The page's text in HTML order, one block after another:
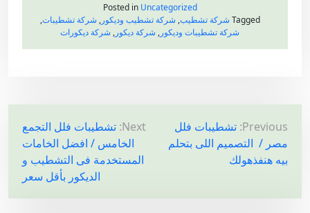
Posted in Uncategorized
Tagged شركة تشطيب, شركة تشطيب وديكور, شركة تشطيبات,
شركة تشطيبات وديكور, شركة ديكور, شركة ديكورات
ت
ص
فّ
Previous: تشطيبات فلل
مصر / التصميم اللى بتحلم
بيه هنفذهولك
Next: تشطيبات فلل التجمع
الخامس / افضل الخامات
المستخدمة فى التشطيب و
الديكور بأقل سعر